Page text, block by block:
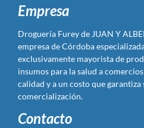
Empresa
Droguería Furey de JUAN Y
empresa de Córdoba
exclusivamente mayorista de
insumos para la salud a
calidad y a un costo que
comercialización.
Contacto